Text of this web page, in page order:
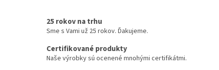
25 rokov na trhu
Sme s Vami už 25 rokov. Ďakujeme.
Certifikované produkty
Naše výrobky sú ocenené mnohými certifikátmi.